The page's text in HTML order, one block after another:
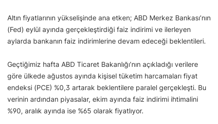
Altın fiyatlarının yükselişinde ana etken; ABD Merkez Bankası’nın
(Fed) eylül ayında gerçekleştirdiği faiz indirimi ve ilerleyen
aylarda bankanın faiz indirimlerine devam edeceği beklentileri.
Geçtiğimiz hafta ABD Ticaret Bakanlığı’nın açıkladığı verilere
göre ülkede ağustos ayında kişisel tüketim harcamaları fiyat
endeksi (PCE) %0,3 artarak beklentilere paralel gerçekleşti. Bu
verinin ardından piyasalar, ekim ayında faiz indirimi ihtimalini
%90, aralık ayında ise %65 olarak fiyatlıyor.